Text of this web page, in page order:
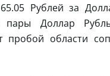
Рублей за
пары Доллар
области